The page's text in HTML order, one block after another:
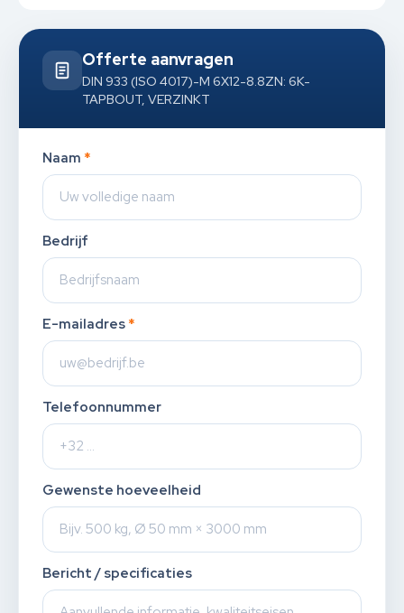
Offerte aanvragen
DIN 933 (ISO 4017)-M 6X12-8.8ZN: 6K-
TAPBOUT, VERZINKT
Naam *
Bedrijf
E-mailadres *
Telefoonnummer
Gewenste hoeveelheid
Bericht / specificaties